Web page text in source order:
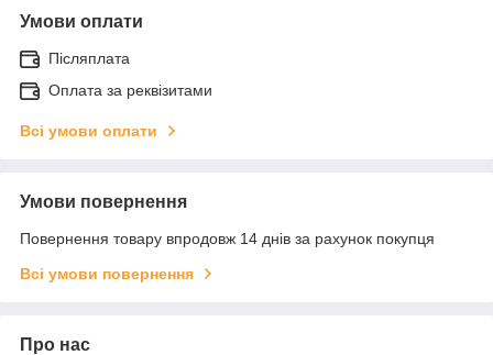
Умови оплати
Післяплата
Оплата за реквізитами
Всі умови оплати
Умови повернення
Повернення товару впродовж 14 днів за рахунок покупця
Всі умови повернення
Про нас